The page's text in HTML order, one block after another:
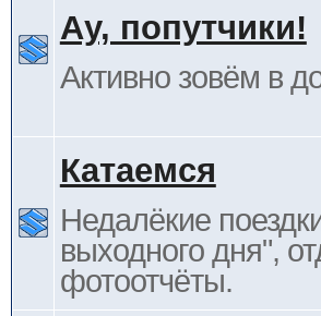
Ау, попутчики!
Активно зовём в
Катаемся
Недалёкие
выходного дня",
фотоотчёты.